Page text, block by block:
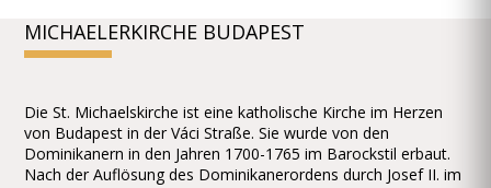
MICHAELERKIRCHE BUDAPEST
Die St. Michaelskirche ist eine katholische Kirche im Herzen
von Budapest in der Váci Straße. Sie wurde von den
Dominikanern in den Jahren 1700-1765 im Barockstil erbaut.
Nach der Auflösung des Dominikanerordens durch Josef II. im